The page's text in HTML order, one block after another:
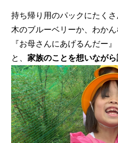
持ち帰り用のパックにたく
木のブルーベリーか、わかん
『お母さんにあげるんだー』
と、家族のことを想いなが